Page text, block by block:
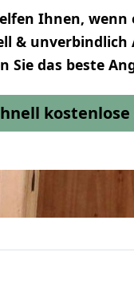
Ihnen, wenn
&
Sie das beste